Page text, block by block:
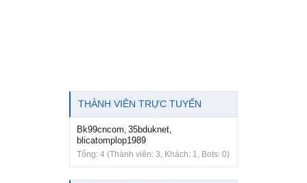
THÀNH VIÊN TRỰC TUYẾN
Bk99cncom, 35bduknet,
blicatomplop1989
Tổng: 4 (Thành viên: 3, Khách: 1, Bots: 0)